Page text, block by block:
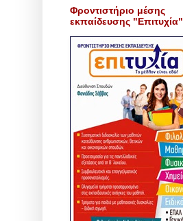
Φροντιστήριο μέσης
εκπαίδευσης "Επιτυχία"